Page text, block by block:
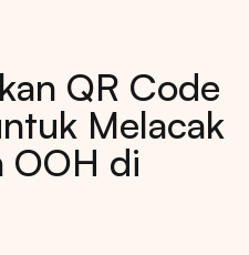
QR Code
Melacak
OOH di